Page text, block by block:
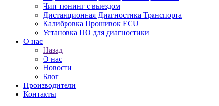
Чип тюнинг с выездом
Дистанционная Диагностика Транспорта
Калибровка Прошивок ECU
Установка ПО для диагностики
О нас
Назад
О нас
Новости
Блог
Производители
Контакты